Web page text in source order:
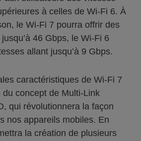
à celles de Wi-Fi 6. À
le Wi-Fi 7 pourra offrir des
46 Gbps, le Wi-Fi 6
allant jusqu’à 9 Gbps.
caractéristiques de Wi-Fi 7
du concept de Multi-Link
qui révolutionnera la façon
nos appareils mobiles. En
la création de plusieurs